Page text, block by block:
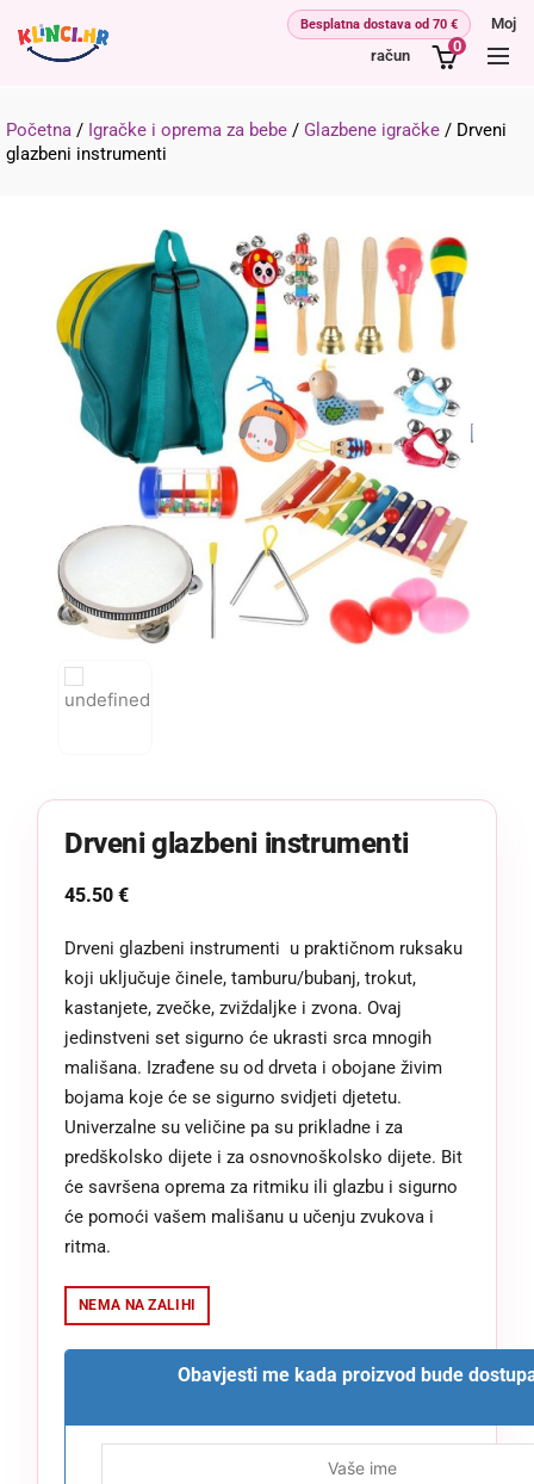
Moj
račun
0
Početna / Igračke i oprema za bebe / Glazbene igračke / Drveni
glazbeni instrumenti
Drveni glazbeni instrumenti
45.50 €
Drveni glazbeni instrumenti u praktičnom ruksaku
koji uključuje činele, tamburu/bubanj, trokut,
kastanjete, zvečke, zviždaljke i zvona. Ovaj
jedinstveni set sigurno će ukrasti srca mnogih
mališana. Izrađene su od drveta i obojane živim
bojama koje će se sigurno svidjeti djetetu.
Univerzalne su veličine pa su prikladne i za
predškolsko dijete i za osnovnoškolsko dijete. Bit
će savršena oprema za ritmiku ili glazbu i sigurno
će pomoći vašem mališanu u učenju zvukova i
ritma.
NEMA NA ZALIHI
Obavjesti me kada proizvod bude